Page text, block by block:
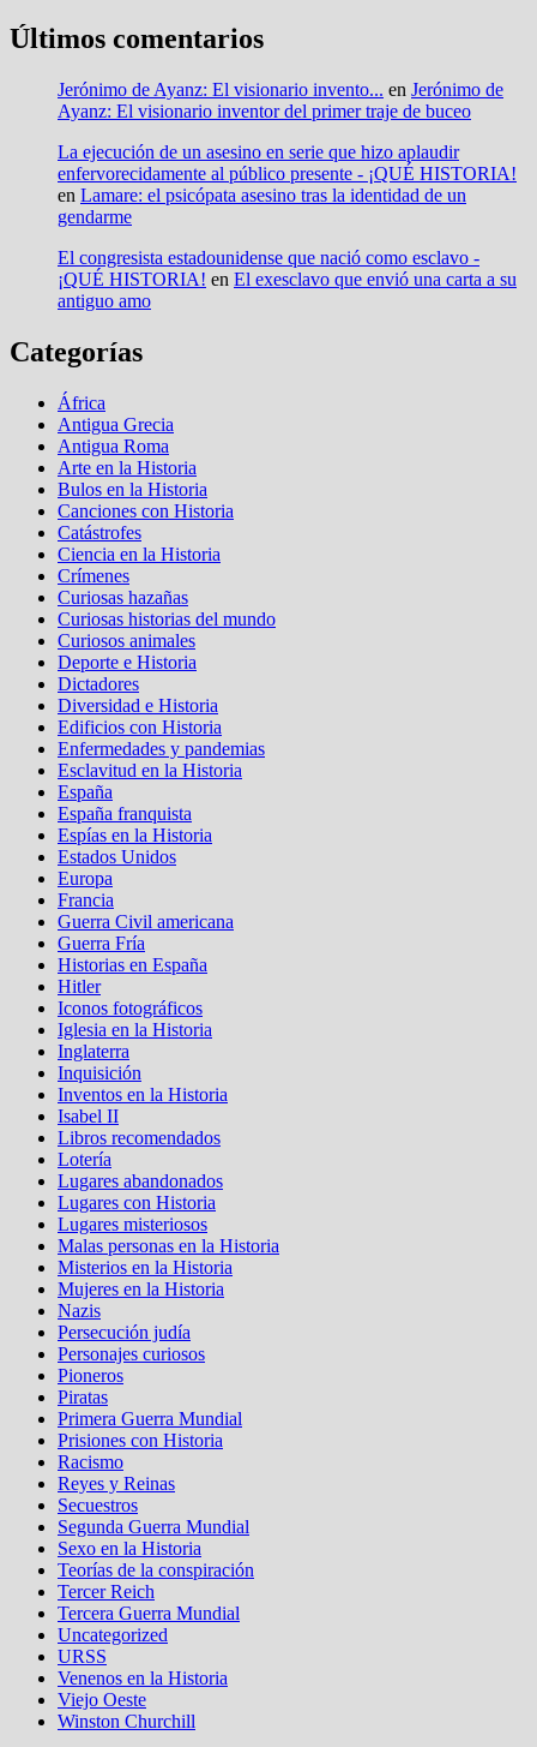
Últimos comentarios
Jerónimo de Ayanz: El visionario invento... en Jerónimo de
Ayanz: El visionario inventor del primer traje de buceo
La ejecución de un asesino en serie que hizo aplaudir
enfervorecidamente al público presente - ¡QUÉ HISTORIA!
en Lamare: el psicópata asesino tras la identidad de un
gendarme
El congresista estadounidense que nació como esclavo -
¡QUÉ HISTORIA! en El exesclavo que envió una carta a su
antiguo amo
Categorías
África
Antigua Grecia
Antigua Roma
Arte en la Historia
Bulos en la Historia
Canciones con Historia
Catástrofes
Ciencia en la Historia
Crímenes
Curiosas hazañas
Curiosas historias del mundo
Curiosos animales
Deporte e Historia
Dictadores
Diversidad e Historia
Edificios con Historia
Enfermedades y pandemias
Esclavitud en la Historia
España
España franquista
Espías en la Historia
Estados Unidos
Europa
Francia
Guerra Civil americana
Guerra Fría
Historias en España
Hitler
Iconos fotográficos
Iglesia en la Historia
Inglaterra
Inquisición
Inventos en la Historia
Isabel II
Libros recomendados
Lotería
Lugares abandonados
Lugares con Historia
Lugares misteriosos
Malas personas en la Historia
Misterios en la Historia
Mujeres en la Historia
Nazis
Persecución judía
Personajes curiosos
Pioneros
Piratas
Primera Guerra Mundial
Prisiones con Historia
Racismo
Reyes y Reinas
Secuestros
Segunda Guerra Mundial
Sexo en la Historia
Teorías de la conspiración
Tercer Reich
Tercera Guerra Mundial
Uncategorized
URSS
Venenos en la Historia
Viejo Oeste
Winston Churchill